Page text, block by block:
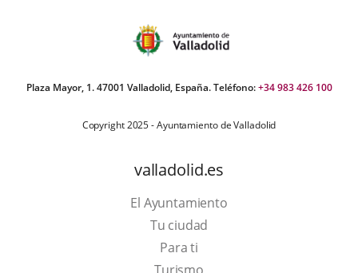
Plaza Mayor, 1. 47001 Valladolid, España. Teléfono:+34 983 426 100
Copyright 2025 - Ayuntamiento de Valladolid
valladolid.es
El Ayuntamiento
Tu ciudad
Para ti
This